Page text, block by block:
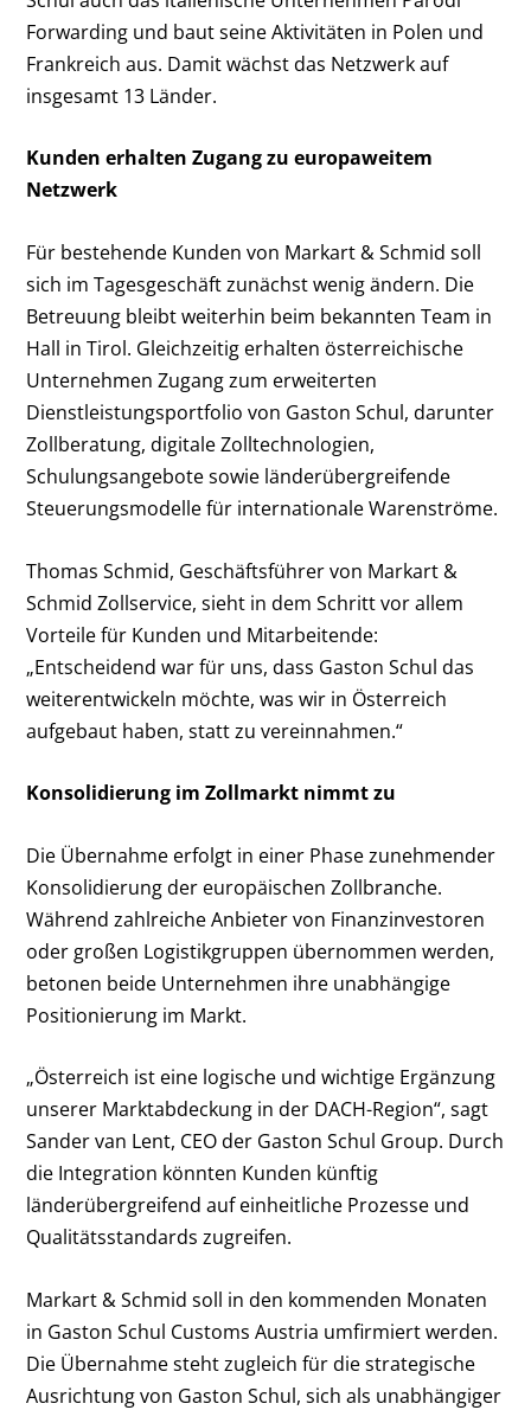
Forwarding und baut seine Aktivitäten in Polen und
Frankreich aus. Damit wächst das Netzwerk auf
insgesamt 13 Länder.
Kunden erhalten Zugang zu europaweitem
Netzwerk
Für bestehende Kunden von Markart & Schmid soll
sich im Tagesgeschäft zunächst wenig ändern. Die
Betreuung bleibt weiterhin beim bekannten Team in
Hall in Tirol. Gleichzeitig erhalten österreichische
Unternehmen Zugang zum erweiterten
Dienstleistungsportfolio von Gaston Schul, darunter
Zollberatung, digitale Zolltechnologien,
Schulungsangebote sowie länderübergreifende
Steuerungsmodelle für internationale Warenströme.
Thomas Schmid, Geschäftsführer von Markart &
Schmid Zollservice, sieht in dem Schritt vor allem
Vorteile für Kunden und Mitarbeitende:
„Entscheidend war für uns, dass Gaston Schul das
weiterentwickeln möchte, was wir in Österreich
aufgebaut haben, statt zu vereinnahmen.“
Konsolidierung im Zollmarkt nimmt zu
Die Übernahme erfolgt in einer Phase zunehmender
Konsolidierung der europäischen Zollbranche.
Während zahlreiche Anbieter von Finanzinvestoren
oder großen Logistikgruppen übernommen werden,
betonen beide Unternehmen ihre unabhängige
Positionierung im Markt.
„Österreich ist eine logische und wichtige Ergänzung
unserer Marktabdeckung in der DACH-Region“, sagt
Sander van Lent, CEO der Gaston Schul Group. Durch
die Integration könnten Kunden künftig
länderübergreifend auf einheitliche Prozesse und
Qualitätsstandards zugreifen.
Markart & Schmid soll in den kommenden Monaten
in Gaston Schul Customs Austria umfirmiert werden.
Die Übernahme steht zugleich für die strategische
Ausrichtung von Gaston Schul, sich als unabhängiger